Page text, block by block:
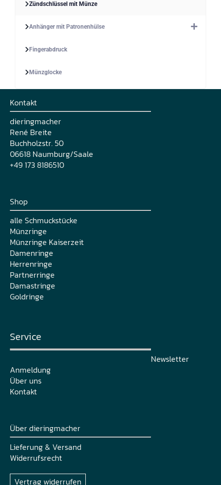
Zündschlüssel mit Münze
Anhänger mit Patronenhülse
Fingerabdruck
Münzglocke
Kontakt
dieringmacher
René Breite
Buchholzstr. 50
06618 Naumburg/Saale
+49 173 8186510
Shop
alle Schmuckstücke
Münzringe
Münzringe Kaiserzeit
Damenringe
Herrenringe
Partnerringe
Damastringe
Goldringe
Service
Newsletter
Anmeldung
Über uns
Kontakt
Über dieringmacher
Lieferung & Versand
Widerrufsrecht
Vertrag widerrufen